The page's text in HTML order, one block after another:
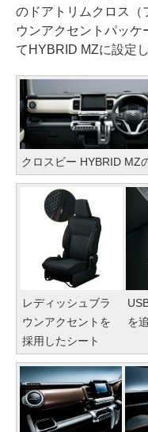
のドアトリムクロス（
ウンアクセントパッケ
てHYBRID MZに設定し
クロスビー HYBRID MZ
レディッシュブラ
ウンアクセントを
採用したシート
を